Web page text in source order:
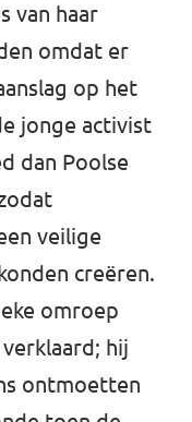
van haar
omdat er
op het
jonge activist
dan Poolse
veilige
creëren.
omroep
hij
ontmoetten